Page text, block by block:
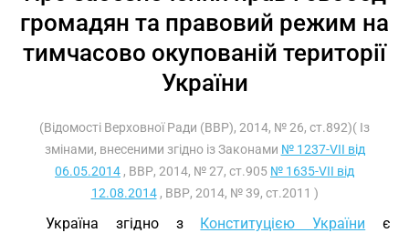
громадян та правовий режим на
тимчасово окупованій території
України
(Відомості Верховної Ради (ВВР), 2014, № 26, ст.892)( Із
змінами, внесеними згідно із Законами № 1237-VII від
06.05.2014 , ВВР, 2014, № 27, ст.905 № 1635-VII від
12.08.2014, ВВР, 2014, № 39, ст.2011 )
Україна згідно з Конституцією України є